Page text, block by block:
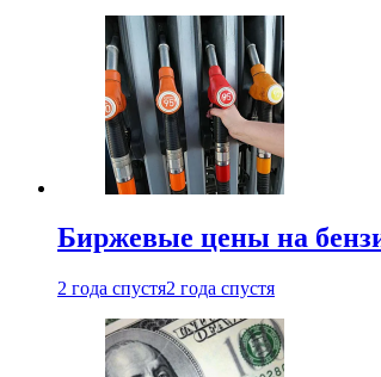
Биржевые цены на
2 года спустя2 года спустя